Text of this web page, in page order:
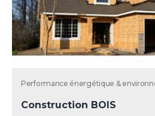
Performance énergétique &
Construction BOIS